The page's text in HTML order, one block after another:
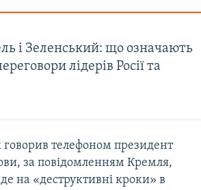
і Зеленський: що означають
лідерів Росії та
телефоном президент
за повідомленням Кремля,
на «деструктивні кроки» в